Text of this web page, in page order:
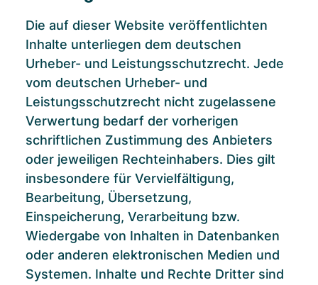
Die auf dieser Website veröffentlichten
Inhalte unterliegen dem deutschen
Urheber- und Leistungsschutzrecht. Jede
vom deutschen Urheber- und
Leistungsschutzrecht nicht zugelassene
Verwertung bedarf der vorherigen
schriftlichen Zustimmung des Anbieters
oder jeweiligen Rechteinhabers. Dies gilt
insbesondere für Vervielfältigung,
Bearbeitung, Übersetzung,
Einspeicherung, Verarbeitung bzw.
Wiedergabe von Inhalten in Datenbanken
oder anderen elektronischen Medien und
Systemen. Inhalte und Rechte Dritter sind